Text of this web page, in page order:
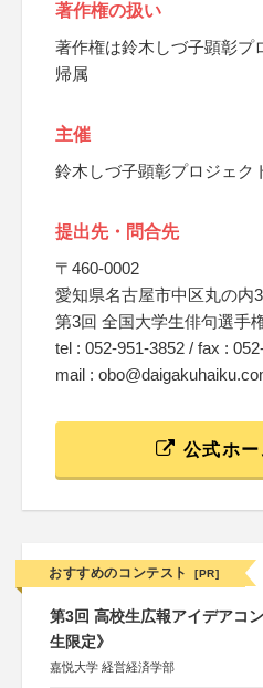
著作権の扱い
著作権は鈴木しづ子顕彰プ
帰属
主催
鈴木しづ子顕彰プロジェク
提出先・問合先
〒460-0002
愛知県名古屋市中区丸の内
第3回 全国大学生俳句選手
tel : 052-951-3852 / fax :
mail :
公式ホ
おすすめのコンテスト [PR]
第3回 高校生広報アイデアコ
生限定》
嘉悦大学 経営経済学部